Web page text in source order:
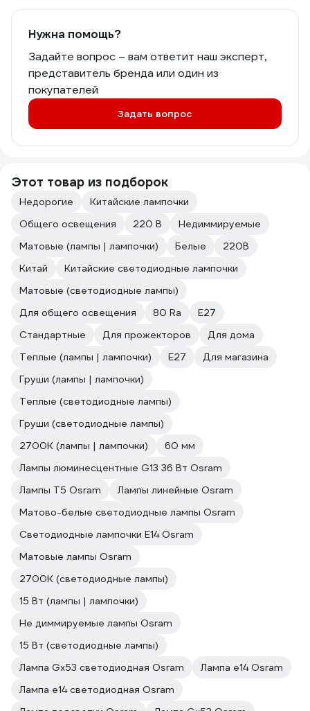
Нужна помощь?
Задайте вопрос – вам ответит наш эксперт,
представитель бренда или один из
покупателей
Задать вопрос
Этот товар из подборок
Недорогие
Китайские лампочки
Общего освещения
220 В
Недиммируемые
Матовые (лампы | лампочки)
Белые
220В
Китай
Китайские светодиодные лампочки
Матовые (светодиодные лампы)
Для общего освещения
80 Ra
Е27
Стандартные
Для прожекторов
Для дома
Теплые (лампы | лампочки)
E27
Для магазина
Груши (лампы | лампочки)
Теплые (светодиодные лампы)
Груши (светодиодные лампы)
2700К (лампы | лампочки)
60 мм
Лампы люминесцентные G13 36 Вт Osram
Лампы T5 Osram
Лампы линейные Osram
Матово-белые светодиодные лампы Osram
Светодиодные лампочки E14 Osram
Матовые лампы Osram
2700К (светодиодные лампы)
15 Вт (лампы | лампочки)
Не диммируемые лампы Osram
15 Вт (светодиодные лампы)
Лампа Gx53 светодиодная Osram
Лампа е14 Osram
Лампа е14 светодиодная Osram